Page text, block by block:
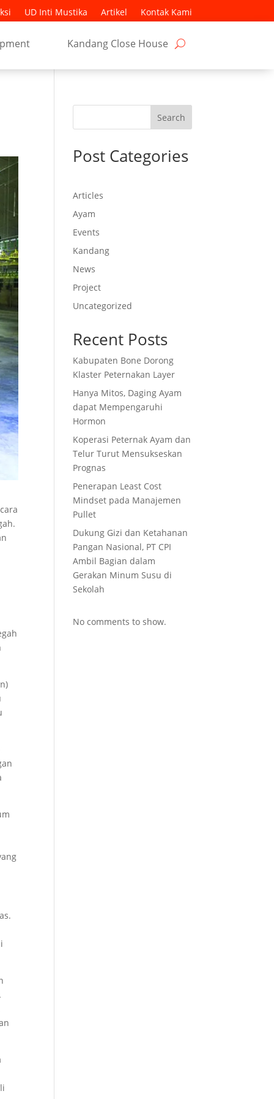
UD Inti Mustika Artikel Kontak Kami
Kandang Close House
Search
Post Categories
Articles
Ayam
Events
Kandang
News
Project
Uncategorized
Recent Posts
Kabupaten Bone Dorong
Klaster Peternakan Layer
Hanya Mitos, Daging Ayam
dapat Mempengaruhi
Hormon
Koperasi Peternak Ayam dan
Telur Turut Mensukseskan
Prognas
Penerapan Least Cost
Mindset pada Manajemen
Pullet
Dukung Gizi dan Ketahanan
Pangan Nasional, PT CPI
Ambil Bagian dalam
Gerakan Minum Susu di
Sekolah
No comments to show.